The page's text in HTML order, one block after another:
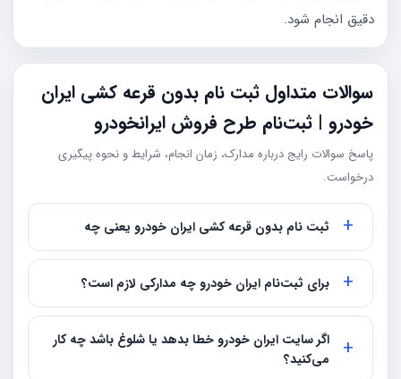
دقیق انجام شود.
سوالات متداول ثبت نام بدون قرعه کشی ایران
خودرو | ثبت‌نام طرح فروش ایرانخودرو
پاسخ سوالات رایج درباره مدارک، زمان انجام، شرایط و نحوه پیگیری
درخواست.
ثبت نام بدون قرعه کشی ایران خودرو یعنی چه
برای ثبت‌نام ایران خودرو چه مدارکی لازم است؟
اگر سایت ایران خودرو خطا بدهد یا شلوغ باشد چه کار
می‌کنید؟